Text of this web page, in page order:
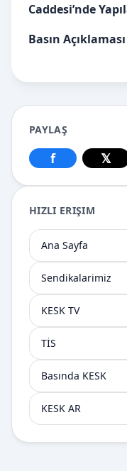
Caddesi’nde
Basın
PAYLAŞ
Facebook
f
X
𝕏
HIZLI ERIŞIM
Ana Sayfa
Sendikalarimiz
KESK TV
TİS
Basında KESK
KESK AR